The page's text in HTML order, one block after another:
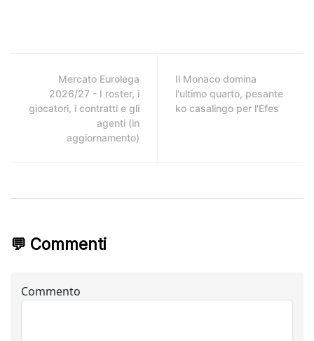
Mercato Eurolega
2026/27 - I roster, i
giocatori, i contratti e gli
agenti (in
aggiornamento)
Il Monaco domina
l'ultimo quarto, pesante
ko casalingo per l'Efes
💬 Commenti